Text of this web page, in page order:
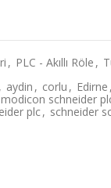
, PLC - Akıllı Röle ,
, aydin , corlu , Edirne ,
modicon schneider
plc, schneider